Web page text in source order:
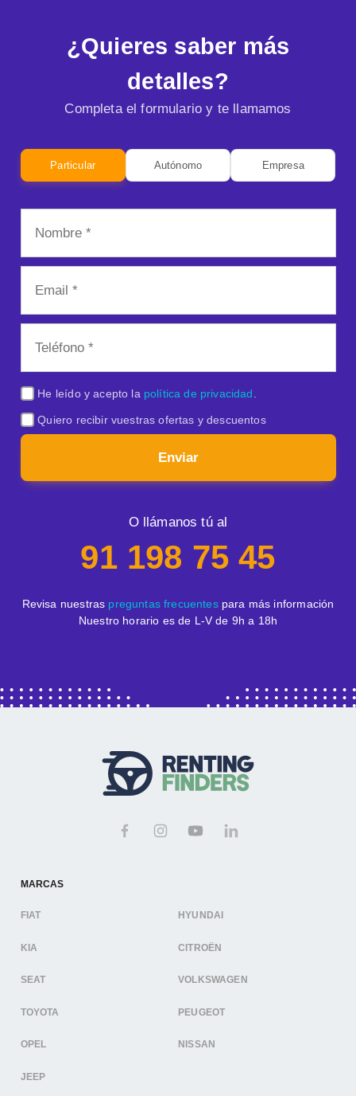
¿Quieres saber más
detalles?
Completa el formulario y te llamamos
Particular Autónomo Empresa
He leído y acepto la política de privacidad
Quiero recibir vuestras ofertas y descuentos
Enviar
O llámanos tú al
91 198 75 45
Revisa nuestras preguntas frecuentespara más información
Nuestro horario es de L-V de 9h a 18h
MARCAS
FIAT HYUNDAI
KIA CITROËN
SEAT VOLKSWAGEN
TOYOTA PEUGEOT
OPEL NISSAN
JEEP